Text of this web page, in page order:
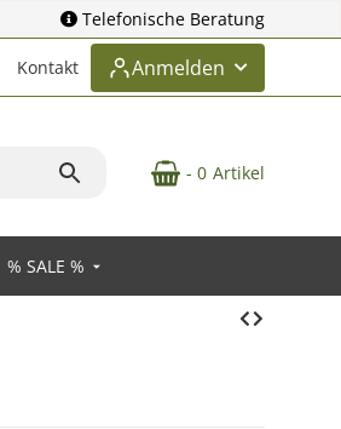
Telefonische Beratung
Kontakt Anmelden
- 0 Artikel
% SALE %